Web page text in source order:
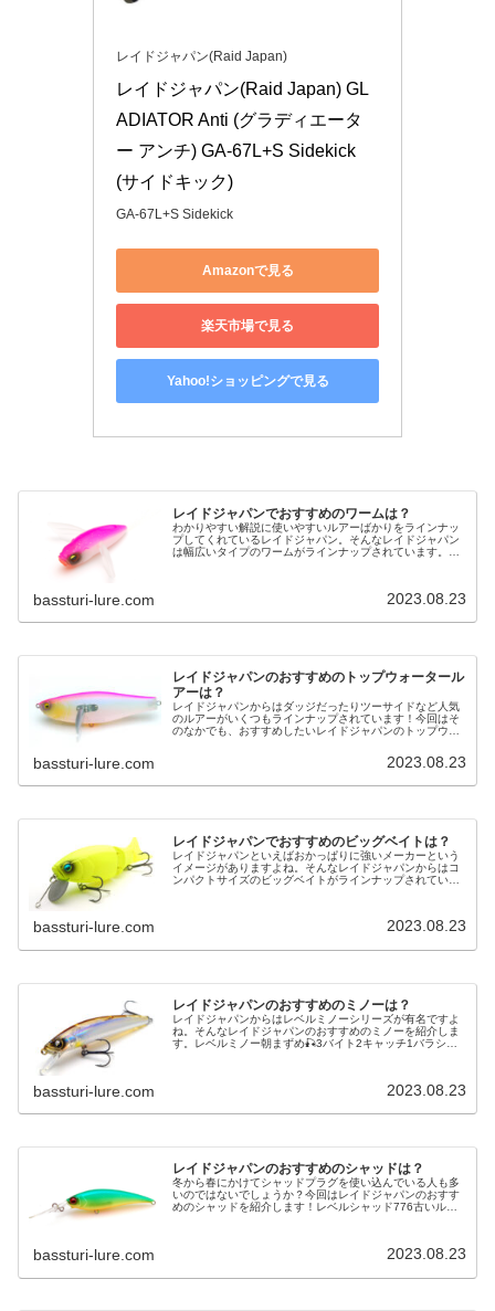
レイドジャパン(Raid Japan)
レイドジャパン(Raid Japan) GL
ADIATOR Anti (グラディエータ
ー アンチ) GA-67L+S Sidekick
(サイドキック)
GA-67L+S Sidekick
Amazonで見る
楽天市場で見る
Yahoo!ショッピングで見る
レイドジャパンでおすすめのワームは？
わかりやすい解説に使いやすいルアーばかりをラインナッ
プしてくれているレイドジャパン。そんなレイドジャパン
は幅広いタイプのワームがラインナップされています。い
bassturi-lure.com 2023.08.23
レイドジャパンのおすすめのトップウォータール
アーは？
レイドジャパンからはダッジだったりツーサイドなど人気
のルアーがいくつもラインナップされています！今回はそ
のなかでも、おすすめしたいレイドジャパンのトップウォ
bassturi-lure.com 2023.08.23
レイドジャパンでおすすめのビッグベイトは？
レイドジャパンといえばおかっぱりに強いメーカーという
イメージがありますよね。そんなレイドジャパンからはコ
ンパクトサイズのビッグベイトがラインナップされていま
bassturi-lure.com 2023.08.23
レイドジャパンのおすすめのミノーは？
レイドジャパンからはレベルミノーシリーズが有名ですよ
ね。そんなレイドジャパンのおすすめのミノーを紹介しま
す。レベルミノー朝まずめ🎣3バイト2キャッチ1バラシ😊
bassturi-lure.com 2023.08.23
レイドジャパンのおすすめのシャッドは？
冬から春にかけてシャッドプラグを使い込んでいる人も多
いのではないでしょうか？今回はレイドジャパンのおすす
めのシャッドを紹介します！レベルシャッド776古いルア
bassturi-lure.com 2023.08.23